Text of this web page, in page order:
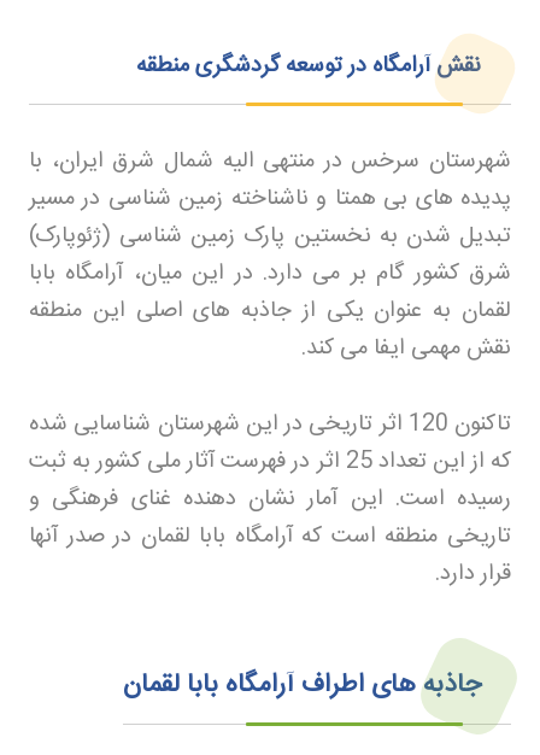
نقش آرامگاه در توسعه گردشگری منطقه
شهرستان سرخس در منتهی الیه شمال شرق ایران، با
پدیده های بی همتا و ناشناخته زمین شناسی در مسیر
تبدیل شدن به نخستین پارک زمین شناسی (ژئوپارک)
شرق کشور گام بر می دارد. در این میان، آرامگاه بابا
لقمان به عنوان یکی از جاذبه های اصلی این منطقه
نقش مهمی ایفا می کند.
تاکنون 120 اثر تاریخی در این شهرستان شناسایی شده
که از این تعداد 25 اثر در فهرست آثار ملی کشور به ثبت
رسیده است. این آمار نشان دهنده غنای فرهنگی و
تاریخی منطقه است که آرامگاه بابا لقمان در صدر آنها
قرار دارد.
جاذبه های اطراف آرامگاه بابا لقمان